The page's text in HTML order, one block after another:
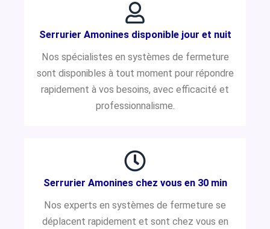
Serrurier Amonines disponible jour et nuit
Nos spécialistes en systèmes de fermeture
sont disponibles à tout moment pour répondre
rapidement à vos besoins, avec efficacité et
professionnalisme.
Serrurier Amonines chez vous en 30 min
Nos experts en systèmes de fermeture se
déplacent rapidement et sont chez vous en